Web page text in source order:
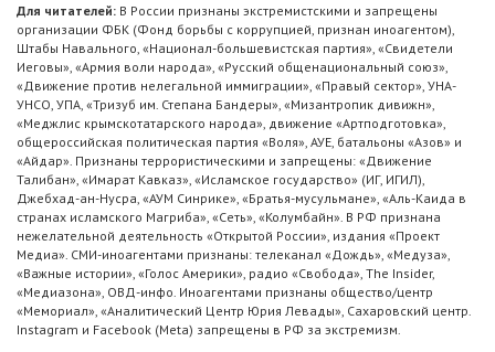
Для читателей: В России признаны экстремистскими и запрещены
организации ФБК (Фонд борьбы с коррупцией, признан иноагентом),
Штабы Навального, «Национал-большевистская партия», «Свидетели
Иеговы», «Армия воли народа», «Русский общенациональный союз»,
«Движение против нелегальной иммиграции», «Правый сектор», УНА-
УНСО, УПА, «Тризуб им. Степана Бандеры», «Мизантропик дивижн»,
«Меджлис крымскотатарского народа», движение «Артподготовка»,
общероссийская политическая партия «Воля», АУЕ, батальоны «Азов» и
«Айдар». Признаны террористическими и запрещены: «Движение
Талибан», «Имарат Кавказ», «Исламское государство» (ИГ, ИГИЛ),
Джебхад-ан-Нусра, «АУМ Синрике», «Братья-мусульмане», «Аль-Каида в
странах исламского Магриба», «Сеть», «Колумбайн». В РФ признана
нежелательной деятельность «Открытой России», издания «Проект
Медиа». СМИ-иноагентами признаны: телеканал «Дождь», «Медуза»,
«Важные истории», «Голос Америки», радио «Свобода», The Insider,
«Медиазона», ОВД-инфо. Иноагентами признаны общество/центр
«Мемориал», «Аналитический Центр Юрия Левады», Сахаровский центр.
Instagram и Facebook (Metа) запрещены в РФ за экстремизм.